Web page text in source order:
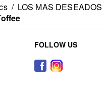
/ LOS MAS DESEADOS
FOLLOW US